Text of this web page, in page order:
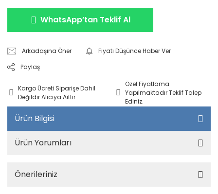
WhatsApp’tan Teklif Al
Arkadaşına Öner
Fiyatı Düşünce Haber Ver
Paylaş
Kargo Ücreti Siparişe Dahil
Değildir Alıcıya Aittir
Özel Fiyatlama
Yapılmaktadır Teklif Talep
Ediniz.
Ürün Bilgisi
Ürün Yorumları
Önerileriniz